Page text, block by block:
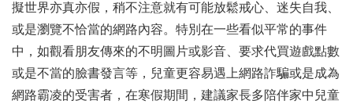
擬世界亦真亦假，稍不注意就有可能放鬆戒心、迷失自我、
或是瀏覽不恰當的網路內容。特別在一些看似平常的事件
中，如觀看朋友傳來的不明圖片或影音、要求代買遊戲點數
或是不當的臉書發言等，兒童更容易遇上網路詐騙或是成為
網路霸凌的受害者，在寒假期間，建議家長多陪伴家中兒童